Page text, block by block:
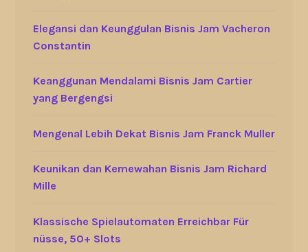
Elegansi dan Keunggulan Bisnis Jam Vacheron
Constantin
Keanggunan Mendalami Bisnis Jam Cartier
yang Bergengsi
Mengenal Lebih Dekat Bisnis Jam Franck Muller
Keunikan dan Kemewahan Bisnis Jam Richard
Mille
Klassische Spielautomaten Erreichbar Für
nüsse, 50+ Slots